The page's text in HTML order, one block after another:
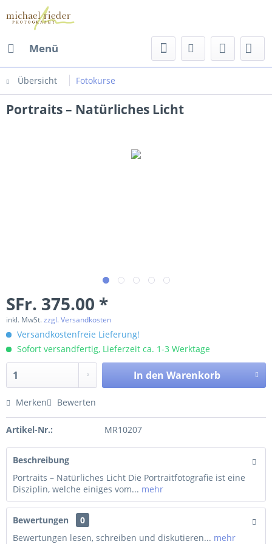
Menü
Übersicht Fotokurse
Portraits – Natürliches Licht
SFr. 375.00 *
inkl. MwSt.zzgl. Versandkosten
Versandkostenfreie Lieferung!
Sofort versandfertig, Lieferzeit ca. 1-3 Werktage
In den Warenkorb
Merken Bewerten
Artikel-Nr.: MR10207
Beschreibung
Portraits – Natürliches Licht Die Portraitfotografie ist eine
Disziplin, welche einiges vom... mehr
Bewertungen
0
Bewertungen lesen, schreiben und diskutieren... mehr